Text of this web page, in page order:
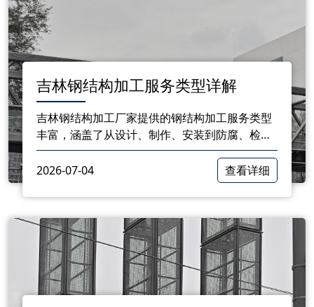
吉林钢结构加工服务类型详解
吉林钢结构加工厂家提供的钢结构加工服务类型
丰富，涵盖了从设计、制作、安装到防腐、检测
的整个流程。这些服务能够满足不同客户的需
求，为我国建筑行业的发展提供有力支持。
2026-07-04 查看详细